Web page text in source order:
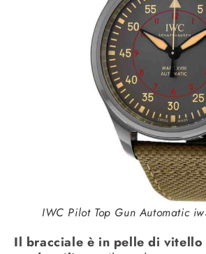
IWC Pilot Top Gun Automatic
Il bracciale è in pelle di